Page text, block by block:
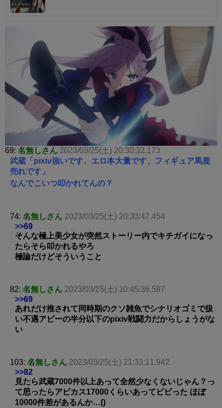
69: 名無しさん 2023/03/25(土) 20:30:32.173
武蔵「pixiv強いです、エロ本大量です、フィギュア馬鹿
売れです」
なんでこいつ叩かれてんの？
74: 名無しさん 2023/03/25(土) 20:33:47.454
>>69
そんな極上美少女が突然ストーリー内でキチガイになっ
たらそら叩かれるやろ
極論だけどそういうこと
82: 名無しさん 2023/03/25(土) 20:45:36.587
>>69
あれだけ推されて同時期のクソ雑魚でシナリオゴミで扱
い不遇アビーの半分以下のpixiv戦闘力だからしょうがな
い
103: 名無しさん 2023/03/25(土) 21:33:11.942
>>82
見たら武蔵7000件以上あって全然少なくないじゃん？っ
て思ったらアビカス17000くらいあってビビった ほぼ
10000件差があるんか…()